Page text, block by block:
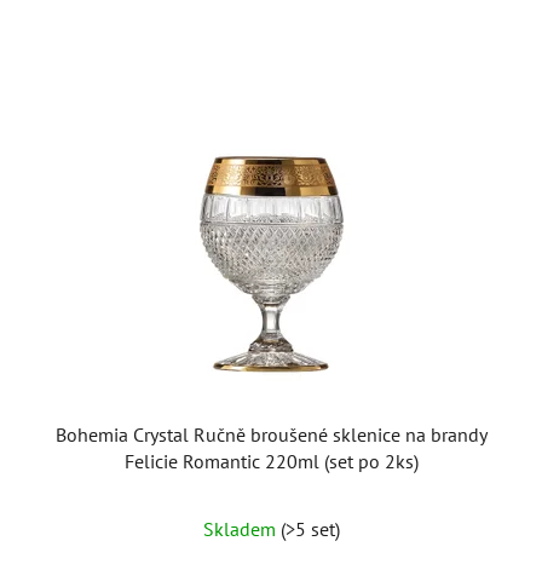
Bohemia Crystal Ručně broušené sklenice na brandy
Felicie Romantic 220ml (set po 2ks)
hodnocení
Skladem (>5 set)